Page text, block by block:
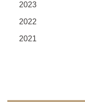
2023
2022
2021